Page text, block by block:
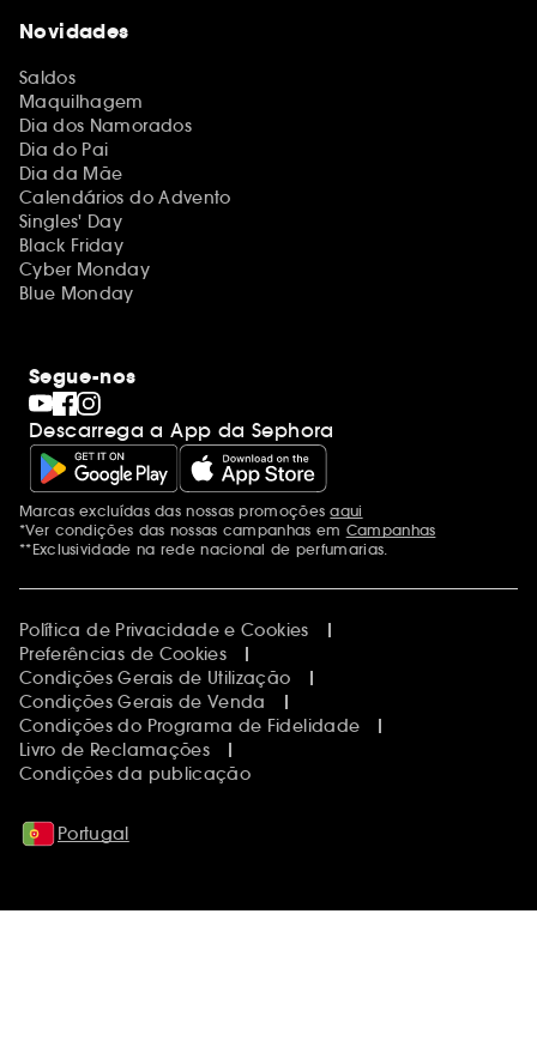
Novidades
Saldos
Maquilhagem
Dia dos Namorados
Dia do Pai
Dia da Mãe
Calendários do Advento
Singles' Day
Black Friday
Cyber Monday
Blue Monday
Segue-nos
Descarrega a App da Sephora
Menções adicionais
Marcas excluídas das nossas promoçõesaqui
*Ver condições das nossas campanhas em Campanhas
**Exclusividade na rede nacional de perfumarias.
Política de Privacidade e Cookies
Preferências de Cookies
Condições Gerais de Utilização
Condições Gerais de Venda
Condições do Programa de Fidelidade
Livro de Reclamações
Condições da publicação
Portugal